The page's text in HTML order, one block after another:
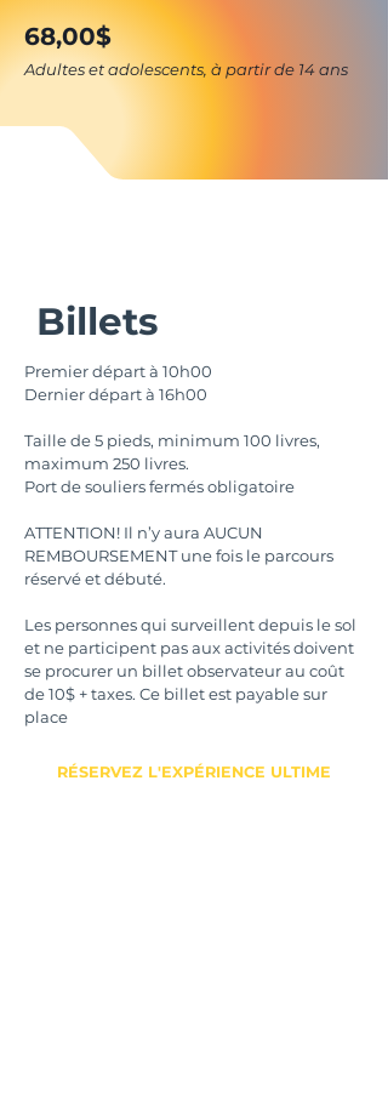
68,00$
Adultes et adolescents, à partir de 14 ans
Billets
Premier départ à 10h00
Dernier départ à 16h00
Taille de 5 pieds, minimum 100 livres,
maximum 250 livres.
Port de souliers fermés obligatoire
ATTENTION! Il n’y aura AUCUN
REMBOURSEMENT une fois le parcours
réservé et débuté.
Les personnes qui surveillent depuis le sol
et ne participent pas aux activités doivent
se procurer un billet observateur au coût
de 10$ + taxes. Ce billet est payable sur
place
RÉSERVEZ L'EXPÉRIENCE ULTIME